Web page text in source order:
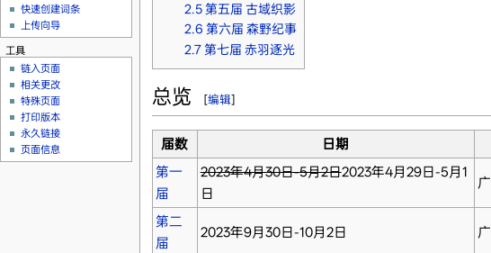
2.5第五届 古域织影
2.6 第六届 森野纪事
2.7第七届 赤羽逐光
总览 [编辑]
届数 日期
第一
届
2023年4月30日-5月2日2023年4月29日-5月1
日
第二
届
2023年9月30日-10月2日
快速创建词条
上传向导
工具
链入页面
相关更改
特殊页面
打印版本
永久链接
页面信息